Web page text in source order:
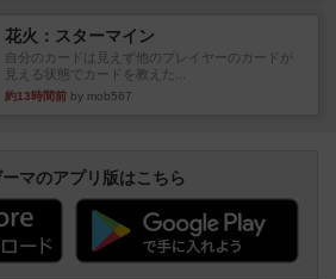
花火：スターマイン
自分のカードは見えず他のプレイヤーのカードが
見える状態でカードを教えた...
約13時間前 by mob567
マのアプリ版はこちら